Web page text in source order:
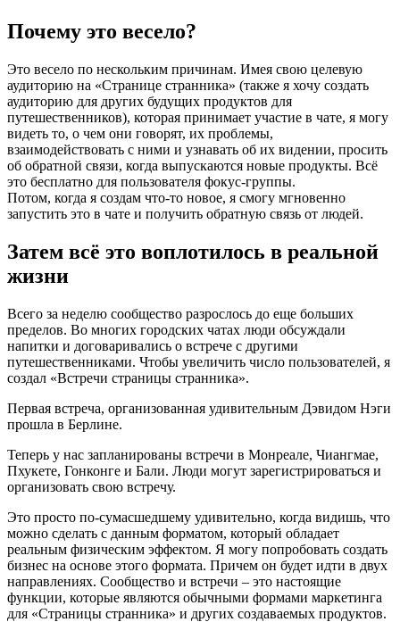
Почему это весело?
Это весело по нескольким причинам. Имея свою целевую
аудиторию на «Странице странника» (также я хочу создать
аудиторию для других будущих продуктов для
путешественников), которая принимает участие в чате, я могу
видеть то, о чем они говорят, их проблемы,
взаимодействовать с ними и узнавать об их видении, просить
об обратной связи, когда выпускаются новые продукты. Всё
это бесплатно для пользователя фокус-группы.
Потом, когда я создам что-то новое, я смогу мгновенно
запустить это в чате и получить обратную связь от людей.
Затем всё это воплотилось в реальной
жизни
Всего за неделю сообщество разрослось до еще больших
пределов. Во многих городских чатах люди обсуждали
напитки и договаривались о встрече с другими
путешественниками. Чтобы увеличить число пользователей, я
создал «Встречи страницы странника».
Первая встреча, организованная удивительным Дэвидом Нэги
прошла в Берлине.
Теперь у нас запланированы встречи в Монреале, Чиангмае,
Пхукете, Гонконге и Бали. Люди могут зарегистрироваться и
организовать свою встречу.
Это просто по-сумасшедшему удивительно, когда видишь, что
можно сделать с данным форматом, который обладает
реальным физическим эффектом. Я могу попробовать создать
бизнес на основе этого формата. Причем он будет идти в двух
направлениях. Сообщество и встречи – это настоящие
функции, которые являются обычными формами маркетинга
для «Страницы странника» и других создаваемых продуктов.